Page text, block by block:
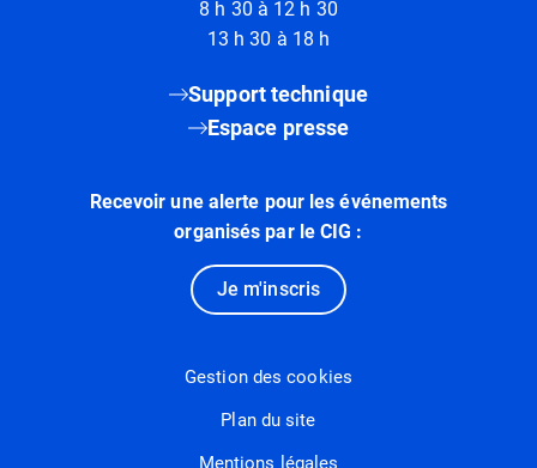
8 h 30 à 12 h 30
13 h 30 à 18 h
Support technique
Espace presse
Recevoir une alerte pour les événements
organisés par le CIG :
Je m'inscris
Gestion des cookies
Plan du site
Mentions légales